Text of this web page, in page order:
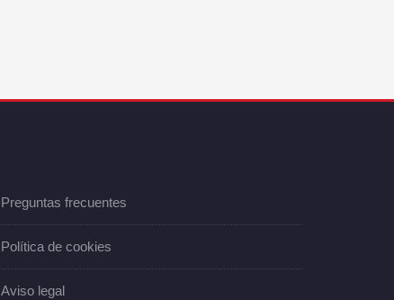
Preguntas frecuentes
Política de cookies
Aviso legal